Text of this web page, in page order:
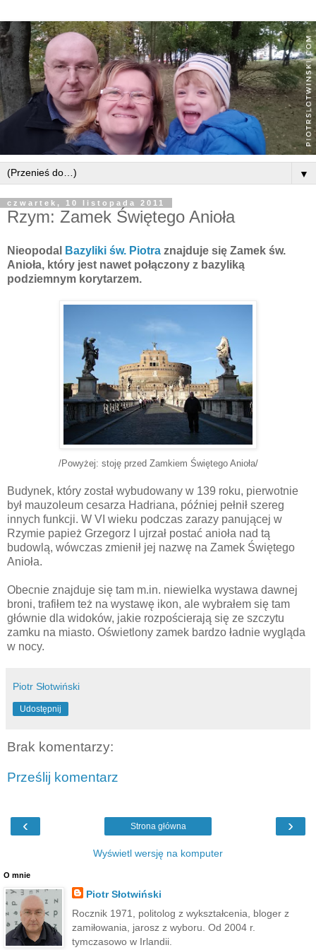
▼
czwartek, 10 listopada 2011
Rzym: Zamek Świętego Anioła
Nieopodal Bazyliki św. Piotra znajduje się Zamek św.
Anioła, który jest nawet połączony z bazyliką
podziemnym korytarzem.
/Powyżej: stoję przed Zamkiem Świętego Anioła/
Budynek, który został wybudowany w 139 roku, pierwotnie
był mauzoleum cesarza Hadriana, później pełnił szereg
innych funkcji. W VI wieku podczas zarazy panującej w
Rzymie papież Grzegorz I ujrzał postać anioła nad tą
budowlą, wówczas zmienił jej nazwę na Zamek Świętego
Anioła.
Obecnie znajduje się tam m.in. niewielka wystawa dawnej
broni, trafiłem też na wystawę ikon, ale wybrałem się tam
głównie dla widoków, jakie rozpościerają się ze szczytu
zamku na miasto. Oświetlony zamek bardzo ładnie wygląda
w nocy.
Piotr Słotwiński
Udostępnij
Brak komentarzy:
Prześlij komentarz
‹ ›
Strona główna
Wyświetl wersję na komputer
O mnie
Piotr Słotwiński
Rocznik 1971, politolog z wykształcenia, bloger z
zamiłowania, jarosz z wyboru. Od 2004 r.
tymczasowo w Irlandii.